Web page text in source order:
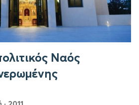
Ναός